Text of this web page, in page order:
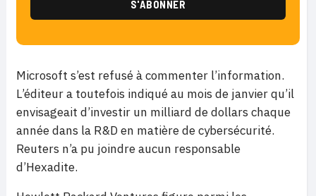
Microsoft s’est refusé à commenter l’information.
L’éditeur a toutefois indiqué au mois de janvier qu’il
envisageait d’investir un milliard de dollars chaque
année dans la R&D en matière de cybersécurité.
Reuters n’a pu joindre aucun responsable
d’Hexadite.